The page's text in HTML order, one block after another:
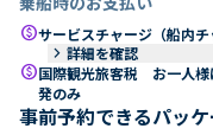
paidサービスチャージ（船内チ
keyboard_arrow_right 詳細を確認
paid国際観光旅客税 お一人
発のみ
事前予約できるパッ